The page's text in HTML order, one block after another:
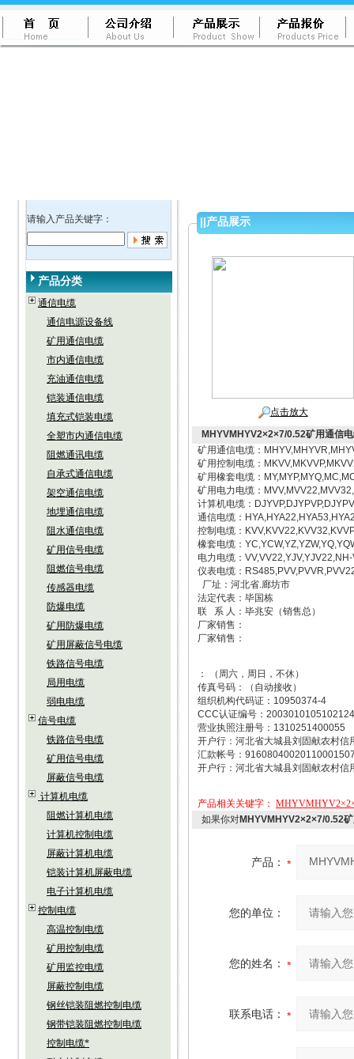
请输入产品关键字：
产品分类
通信电缆
通信电源设备线
矿用通信电缆
市内通信电缆
充油通信电缆
铠装通信电缆
填充式铠装电缆
全塑市内通信电缆
阻燃通讯电缆
自承式通信电缆
架空通信电缆
地埋通信电缆
阻水通信电缆
矿用信号电缆
阻燃信号电缆
传感器电缆
防爆电缆
矿用防爆电缆
矿用屏蔽信号电缆
铁路信号电缆
局用电缆
弱电电缆
信号电缆
铁路信号电缆
矿用信号电缆
屏蔽信号电缆
计算机电缆
阻燃计算机电缆
计算机控制电缆
屏蔽计算机电缆
铠装计算机屏蔽电缆
电子计算机电缆
控制电缆
高温控制电缆
矿用控制电缆
矿用监控电缆
屏蔽控制电缆
钢丝铠装阻燃控制电缆
钢带铠装阻燃控制电缆
控制电缆*
||产品展示
点击放大
MHYVMHYV2×2×7/0.52矿用通信
矿用通信电缆：
矿用控制电缆：
矿用橡套电缆：
矿用电力电缆：
计算机电缆：
通信电缆：
控制电缆：
橡套电缆：
电力电缆：
仪表电缆：
厂址：河北省.廊坊市
法定代表：毕国栋
联 系 人：毕兆安（销售总）
厂家销售：
厂家销售：
： （周六，周日，不休）
传真号码：（自动接收）
组织机构代码证：10950374-4
CCC认证编号：2003010105102124
营业执照注册号：1310251400055
开户行：河北省大城县刘固献农村信
汇款帐号：
开户行：河北省大城县刘固献农村信
产品相关关键字：
如果你对MHYVMHYV2×2×7/0.52
产品：
您的单位：
您的姓名：
联系电话：